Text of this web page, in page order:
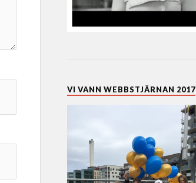
VI VANN WEBBSTJÄRNAN 2017